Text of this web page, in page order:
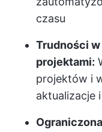
czasu
Trudności
projektami:
projektów i
aktualizacje